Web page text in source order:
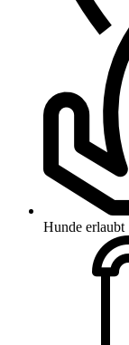
Hunde erlaubt